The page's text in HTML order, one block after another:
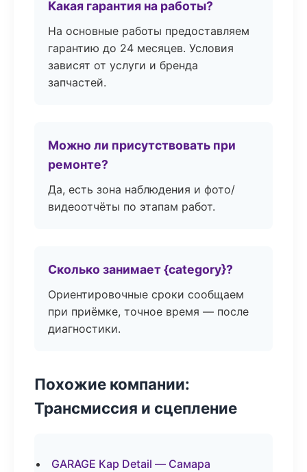
Какая гарантия на работы?
На основные работы предоставляем
гарантию до 24 месяцев. Условия
зависят от услуги и бренда
запчастей.
Можно ли присутствовать при
ремонте?
Да, есть зона наблюдения и фото/
видеоотчёты по этапам работ.
Сколько занимает {category}?
Ориентировочные сроки сообщаем
при приёмке, точное время — после
диагностики.
Похожие компании:
Трансмиссия и сцепление
GARAGE Кар Detail — Самара